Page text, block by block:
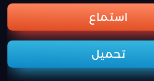
استماع
تحميل